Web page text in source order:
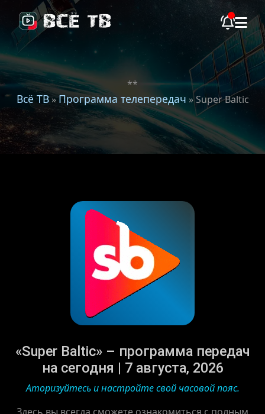
**
Всё ТВ»Программа телепередач » Super Baltic
«Super Baltic» – программа передач
на сегодня | 7 августа, 2026
Аторизуйтесь и настройте свой часовой пояс.